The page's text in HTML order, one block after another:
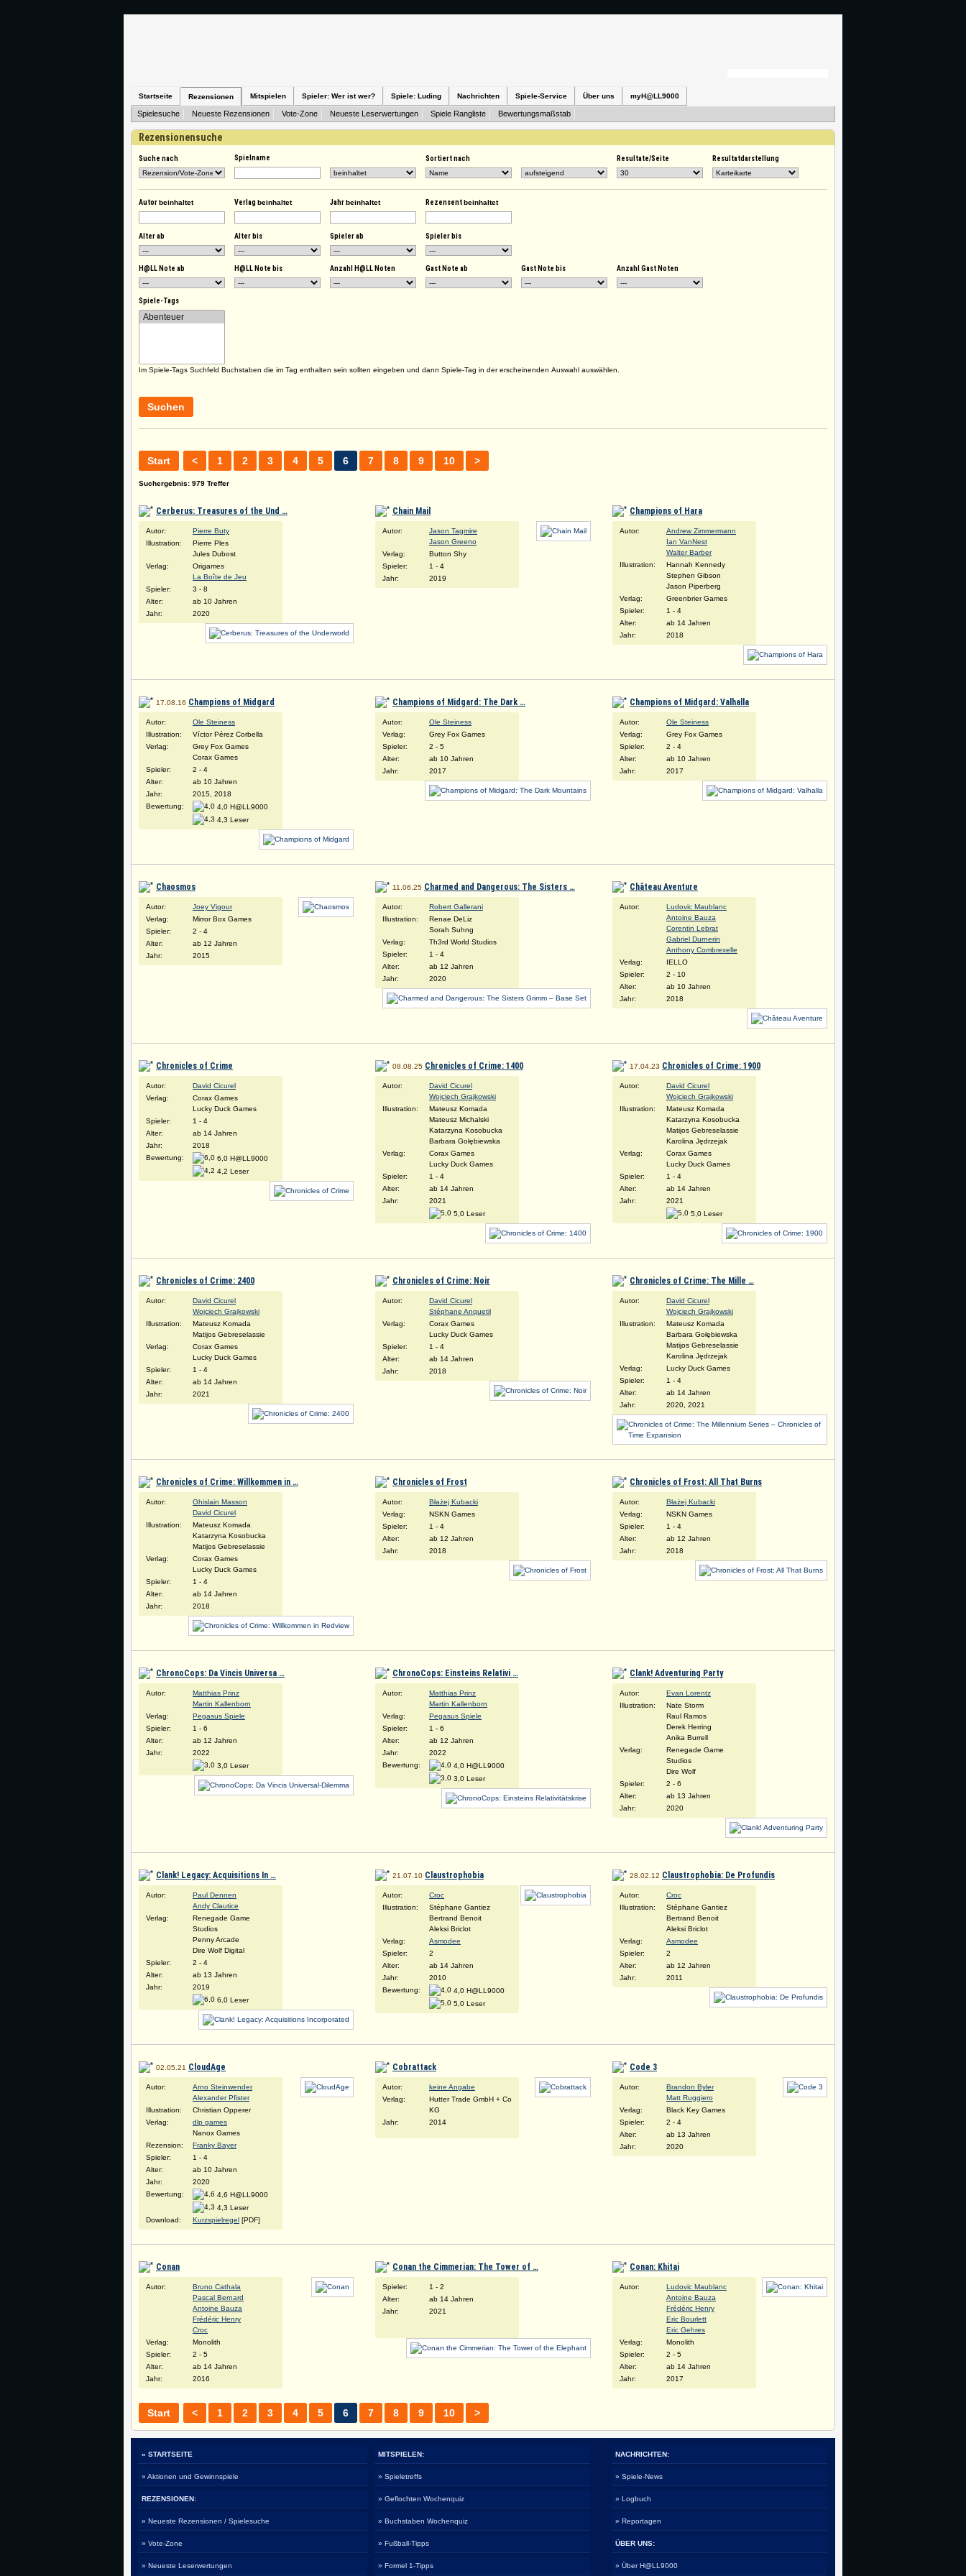
Startseite Rezensionen Mitspielen Spieler: Wer ist wer? Spiele: Luding Nachrichten Spiele-Service Über uns myH@LL9000
Spielesuche Neueste Rezensionen Vote-Zone Neueste Leserwertungen Spiele Rangliste Bewertungsmaßstab
Rezensionensuche
Suche nach Spielname Sortiert nach Resultate/Seite Resultatdarstellung
Autorbeinhaltet Verlagbeinhaltet Jahrbeinhaltet Rezensentbeinhaltet
Alter ab Alter bis Spieler ab Spieler bis
H@LL Note ab H@LL Note bis Anzahl H@LL Noten Gast Note ab Gast Note bis Anzahl Gast Noten
Spiele-Tags
Im Spiele-Tags Suchfeld Buchstaben die im Tag enthalten sein sollten eingeben und dann Spiele-Tag in der erscheinenden Auswahl auswählen.
Suchen
Start < 1 2 3 4 5 6 7 8 9 10 >
Suchergebnis: 979 Treffer
Cerberus: Treasures of the Und …
Autor:
Pierre Buty
Illustration:
Pierre Ples
Jules Dubost
Verlag:
Origames
La Boîte de Jeu
Spieler:
3 - 8
Alter:
ab 10 Jahren
Jahr:
2020
Chain Mail
Autor:
Jason Tagmire
Jason Greeno
Verlag:
Button Shy
Spieler:
1 - 4
Jahr:
2019
Champions of Hara
Autor:
Andrew Zimmermann
Ian VanNest
Walter Barber
Illustration:
Hannah Kennedy
Stephen Gibson
Jason Piperberg
Verlag:
Greenbrier Games
Spieler:
1 - 4
Alter:
ab 14 Jahren
Jahr:
2018
17.08.16 Champions of Midgard
Autor:
Ole Steiness
Illustration:
Víctor Pérez Corbella
Verlag:
Grey Fox Games
Corax Games
Spieler:
2 - 4
Alter:
ab 10 Jahren
Jahr:
2015, 2018
Bewertung:
4,0 H@LL9000
4,3 Leser
Champions of Midgard: The Dark …
Autor:
Ole Steiness
Verlag:
Grey Fox Games
Spieler:
2 - 5
Alter:
ab 10 Jahren
Jahr:
2017
Champions of Midgard: Valhalla
Autor:
Ole Steiness
Verlag:
Grey Fox Games
Spieler:
2 - 4
Alter:
ab 10 Jahren
Jahr:
2017
Chaosmos
Autor:
Joey Vigour
Verlag:
Mirror Box Games
Spieler:
2 - 4
Alter:
ab 12 Jahren
Jahr:
2015
11.06.25 Charmed and Dangerous: The Sisters …
Autor:
Robert Gallerani
Illustration:
Renae DeLiz
Sorah Suhng
Verlag:
Th3rd World Studios
Spieler:
1 - 4
Alter:
ab 12 Jahren
Jahr:
2020
Château Aventure
Autor:
Ludovic Maublanc
Antoine Bauza
Corentin Lebrat
Gabriel Durnerin
Anthony Combrexelle
Verlag:
IELLO
Spieler:
2 - 10
Alter:
ab 10 Jahren
Jahr:
2018
Chronicles of Crime
Autor:
David Cicurel
Verlag:
Corax Games
Lucky Duck Games
Spieler:
1 - 4
Alter:
ab 14 Jahren
Jahr:
2018
Bewertung:
6,0 H@LL9000
4,2 Leser
08.08.25 Chronicles of Crime: 1400
Autor:
David Cicurel
Wojciech Grajkowski
Illustration:
Mateusz Komada
Mateusz Michalski
Katarzyna Kosobucka
Barbara Gołębiewska
Verlag:
Corax Games
Lucky Duck Games
Spieler:
1 - 4
Alter:
ab 14 Jahren
Jahr:
2021
5,0 Leser
17.04.23 Chronicles of Crime: 1900
Autor:
David Cicurel
Wojciech Grajkowski
Illustration:
Mateusz Komada
Katarzyna Kosobucka
Matijos Gebreselassie
Karolina Jędrzejak
Verlag:
Corax Games
Lucky Duck Games
Spieler:
1 - 4
Alter:
ab 14 Jahren
Jahr:
2021
5,0 Leser
Chronicles of Crime: 2400
Autor:
David Cicurel
Wojciech Grajkowski
Illustration:
Mateusz Komada
Matijos Gebreselassie
Verlag:
Corax Games
Lucky Duck Games
Spieler:
1 - 4
Alter:
ab 14 Jahren
Jahr:
2021
Chronicles of Crime: Noir
Autor:
David Cicurel
Stéphane Anquetil
Verlag:
Corax Games
Lucky Duck Games
Spieler:
1 - 4
Alter:
ab 14 Jahren
Jahr:
2018
Chronicles of Crime: The Mille …
Autor:
David Cicurel
Wojciech Grajkowski
Illustration:
Mateusz Komada
Barbara Gołębiewska
Matijos Gebreselassie
Karolina Jędrzejak
Verlag:
Lucky Duck Games
Spieler:
1 - 4
Alter:
ab 14 Jahren
Jahr:
2020, 2021
Chronicles of Crime: Willkommen in …
Autor:
Ghislain Masson
David Cicurel
Illustration:
Mateusz Komada
Katarzyna Kosobucka
Matijos Gebreselassie
Verlag:
Corax Games
Lucky Duck Games
Spieler:
1 - 4
Alter:
ab 14 Jahren
Jahr:
2018
Chronicles of Frost
Autor:
Błażej Kubacki
Verlag:
NSKN Games
Spieler:
1 - 4
Alter:
ab 12 Jahren
Jahr:
2018
Chronicles of Frost: All That Burns
Autor:
Błażej Kubacki
Verlag:
NSKN Games
Spieler:
1 - 4
Alter:
ab 12 Jahren
Jahr:
2018
ChronoCops: Da Vincis Universa …
Autor:
Matthias Prinz
Martin Kallenborn
Verlag:
Pegasus Spiele
Spieler:
1 - 6
Alter:
ab 12 Jahren
Jahr:
2022
3,0 Leser
ChronoCops: Einsteins Relativi …
Autor:
Matthias Prinz
Martin Kallenborn
Verlag:
Pegasus Spiele
Spieler:
1 - 6
Alter:
ab 12 Jahren
Jahr:
2022
Bewertung:
4,0 H@LL9000
3,0 Leser
Clank! Adventuring Party
Autor:
Evan Lorentz
Illustration:
Nate Storm
Raul Ramos
Derek Herring
Anika Burrell
Verlag:
Renegade Game
Studios
Dire Wolf
Spieler:
2 - 6
Alter:
ab 13 Jahren
Jahr:
2020
Clank! Legacy: Acquisitions In …
Autor:
Paul Dennen
Andy Clautice
Verlag:
Renegade Game
Studios
Penny Arcade
Dire Wolf Digital
Spieler:
2 - 4
Alter:
ab 13 Jahren
Jahr:
2019
6,0 Leser
21.07.10 Claustrophobia
Autor:
Croc
Illustration:
Stéphane Gantiez
Bertrand Benoit
Aleksi Briclot
Verlag:
Asmodee
Spieler:
2
Alter:
ab 14 Jahren
Jahr:
2010
Bewertung:
4,0 H@LL9000
5,0 Leser
28.02.12 Claustrophobia: De Profundis
Autor:
Croc
Illustration:
Stéphane Gantiez
Bertrand Benoit
Aleksi Briclot
Verlag:
Asmodee
Spieler:
2
Alter:
ab 12 Jahren
Jahr:
2011
02.05.21 CloudAge
Autor:
Arno Steinwender
Alexander Pfister
Illustration:
Christian Opperer
Verlag:
dlp games
Nanox Games
Rezension:
Franky Bayer
Spieler:
1 - 4
Alter:
ab 10 Jahren
Jahr:
2020
Bewertung:
4,6 H@LL9000
4,3 Leser
Download:
Kurzspielregel [PDF]
Cobrattack
Autor:
keine Angabe
Verlag:
Hutter Trade GmbH + Co
KG
Jahr:
2014
Code 3
Autor:
Brandon Byler
Matt Ruggiero
Verlag:
Black Key Games
Spieler:
2 - 4
Alter:
ab 13 Jahren
Jahr:
2020
Conan
Autor:
Bruno Cathala
Pascal Bernard
Antoine Bauza
Frédéric Henry
Croc
Verlag:
Monolith
Spieler:
2 - 5
Alter:
ab 14 Jahren
Jahr:
2016
Conan the Cimmerian: The Tower of …
Spieler:
1 - 2
Alter:
ab 14 Jahren
Jahr:
2021
Conan: Khitai
Autor:
Ludovic Maublanc
Antoine Bauza
Frédéric Henry
Eric Bourlett
Eric Gehres
Verlag:
Monolith
Spieler:
2 - 5
Alter:
ab 14 Jahren
Jahr:
2017
Start < 1 2 3 4 5 6 7 8 9 10 >
» STARTSEITE
» Aktionen und Gewinnspiele
REZENSIONEN:
» Neueste Rezensionen / Spielesuche
» Vote-Zone
» Neueste Leserwertungen
MITSPIELEN:
» Spieletreffs
» Geflochten Wochenquiz
» Buchstaben Wochenquiz
» Fußball-Tipps
» Formel 1-Tipps
NACHRICHTEN:
» Spiele-News
» Logbuch
» Reportagen
ÜBER UNS:
» Über H@LL9000